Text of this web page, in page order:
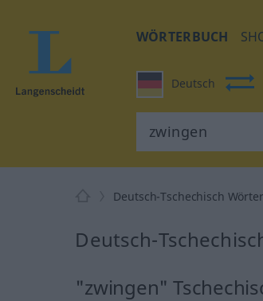
WÖRTERBUCH
Deutsch
Deutsch-Tschechisch
Deutsch-
"zwingen"